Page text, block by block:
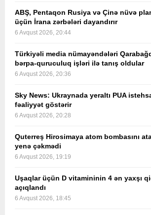
ABŞ, Pentaqon Rusiya və Çinə nüvə
üçün İrana zərbələri dayandırır
6 Avqust 2026, 20:44
Türkiyəli media nümayəndələri
bərpa-quruculuq işləri ilə tanış oldular
6 Avqust 2026, 20:36
Sky News: Ukraynada yeraltı PUA
fəaliyyət göstərir
6 Avqust 2026, 20:28
Quterreş Hirosimaya atom bombasını
yenə çəkmədi
6 Avqust 2026, 19:19
Uşaqlar üçün D vitamininin 4 ən yaxşı
açıqlandı
6 Avqust 2026, 18:45